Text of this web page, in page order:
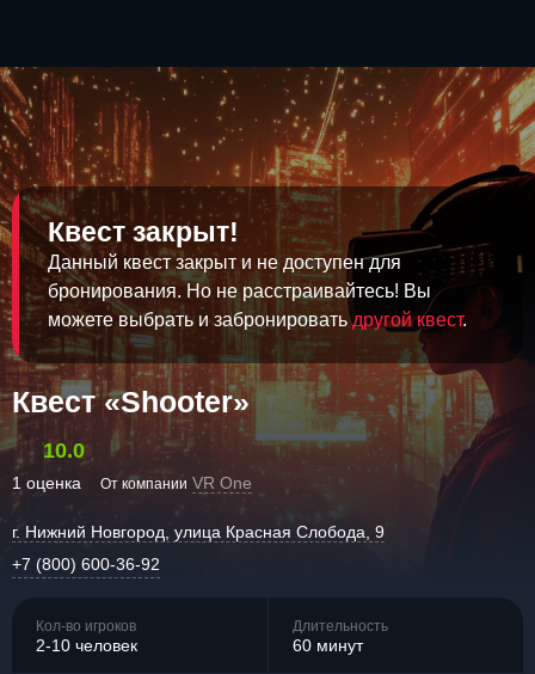
Квест закрыт!
Данный квест закрыт и не доступен для
бронирования. Но не расстраивайтесь! Вы
можете выбрать и забронироватьдругой квест.
Квест «Shooter»
10.0
1 оценка От компании VR One
г. Нижний Новгород, улица Красная Слобода, 9
+7 (800) 600-36-92
Кол-во игроков
2-10 человек
Длительность
60 минут